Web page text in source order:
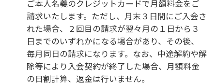
１．対象店舗の中で、閉店する店舗や、本サービスの
提供を終了する店舗がある場合、当社は当該店
舗を利用しているお客様に別の対象店舗を紹介
の上、本サービスの提供を継続するものとしま
す。ただし、当社が別の対象店舗を紹介できない
場合は、当社とお客様で協議の上、本サービス
の提供を終了することができるものとします。
第１２条（遅延損害金）